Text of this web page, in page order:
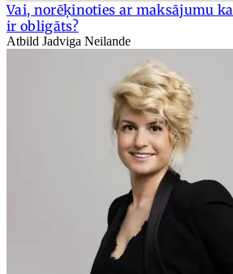
Vai, norēķinoties ar maksājumu
ir obligāts?
Atbild Jadviga Neilande